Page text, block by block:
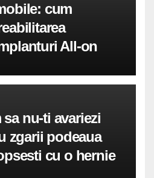
cum
All-on
nu-ti avariezi
zgarii podeaua
cu o hernie